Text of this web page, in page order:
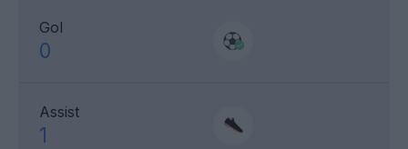
Gol
0
Assist
1